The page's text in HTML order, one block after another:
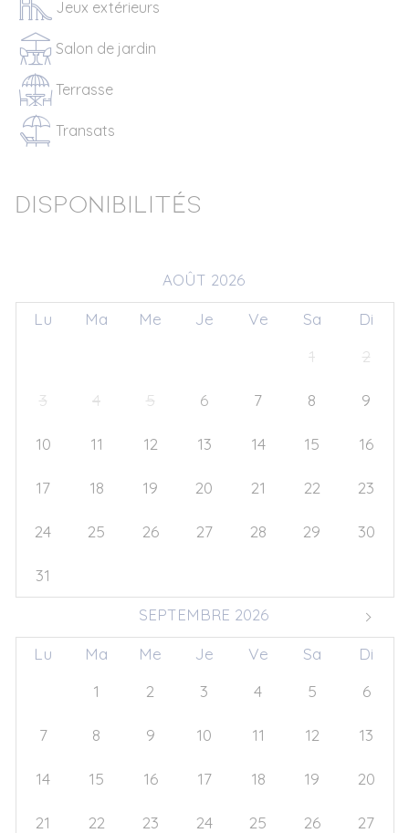
Jeux extérieurs
Salon de jardin
Terrasse
Transats
Disponibilités
AOÛT 2026
Lu Ma Me Je Ve Sa
Di
1 2
3 4 5 6 7 8 9
10 11 12 13 14 15 16
17 18 19 20 21 22 23
24 25 26 27 28 29 30
31
SEPTEMBRE 2026
Lu Ma Me Je Ve Sa
Di
1 2 3 4 5 6
7 8 9 10 11 12 13
14 15 16 17 18 19 20
21 22 23 24 25 26 27